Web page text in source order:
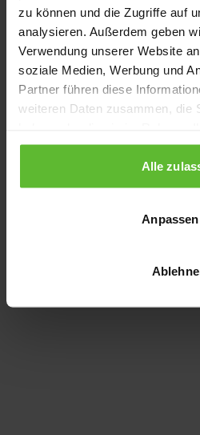
zu können und die Zugriffe auf
analysieren. Außerdem geben
Verwendung unserer Website
soziale Medien, Werbung und
Partner führen diese
weiteren Daten zusammen, die
gesammelt haben.
Alle
Anpassen
Application error: a client-side
loading www.kurzwego.de (see